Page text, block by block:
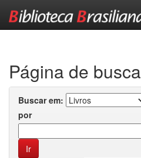
Página de busca
Buscar em:
por